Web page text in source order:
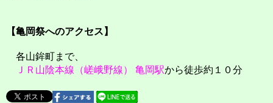
【亀岡祭へのアクセス】
各山鉾町まで、
ＪＲ山陰本線（嵯峨野線）
亀岡駅から徒歩約１０分